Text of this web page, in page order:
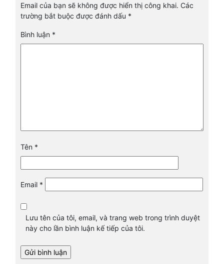
Email của bạn sẽ không được hiển thị công khai. Các
trường bắt buộc được đánh dấu *
Bình luận *
Tên *
Email *
Lưu tên của tôi, email, và trang web trong trình duyệt
này cho lần bình luận kế tiếp của tôi.